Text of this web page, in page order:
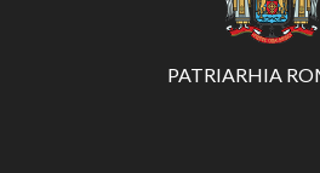
PATRIARHIA